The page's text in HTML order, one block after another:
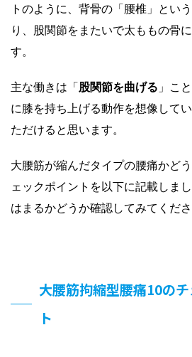
トのように、背骨の「腰椎」とい
り、股関節をまたいで太ももの骨
す。
主な働きは「股関節を曲げる 」こ
に膝を持ち上げる動作を想像して
ただけると思います。
大腰筋が縮んだタイプの腰痛かど
ェックポイントを以下に記載しま
はまるかどうか確認してみてくださ
大腰筋拘縮型腰痛10の
ト